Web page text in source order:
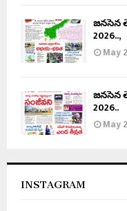
జనసేన
2026..,
May
జనసేన
2026..
May
INSTAGRAM